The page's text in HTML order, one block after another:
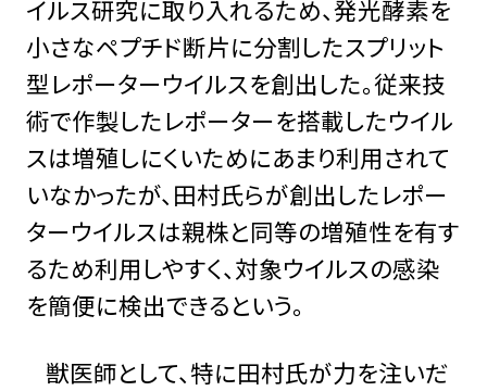
イルス研究に取り入れるため、発光酵素を
⼩さなペプチド断⽚に分割したスプリット
型レポーターウイルスを創出した。従来技
術で作製したレポーターを搭載したウイル
スは増殖しにくいためにあまり利用されて
いなかったが、田村氏らが創出したレポー
ターウイルスは親株と同等の増殖性を有す
るため利用しやすく、対象ウイルスの感染
を簡便に検出できるという。
獣医師として、特に田村氏が力を注いだ